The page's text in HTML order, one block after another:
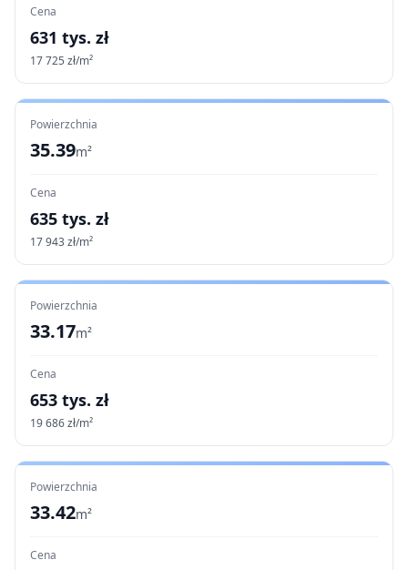
Cena
631 tys. zł
17 725 zł/m²
Powierzchnia
35.39m²
Cena
635 tys. zł
17 943zł/m²
Powierzchnia
33.17m²
Cena
653 tys. zł
19 686zł/m²
Powierzchnia
33.42m²
Cena